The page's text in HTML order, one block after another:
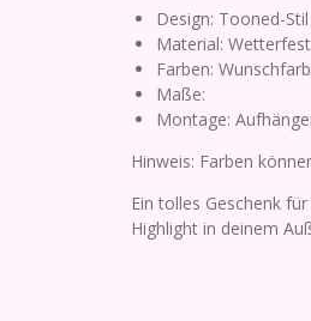
Design: Tooned-
Material:
Farben:
Maße:
Montage:
Hinweis: Farben
Ein tolles Geschenk
Highlight in deinem